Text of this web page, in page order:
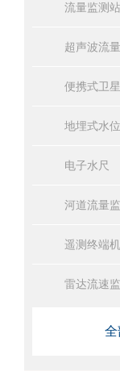
流量监测站
超声波流
便携式卫
地埋式水
电子水尺
河道流量
遥测终端机
雷达流速
全